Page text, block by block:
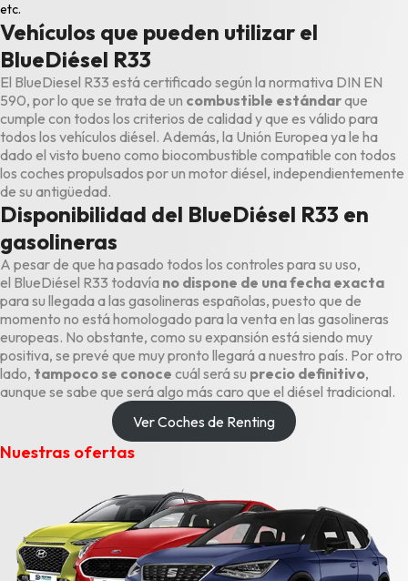
etc.
Vehículos que pueden utilizar el
BlueDiésel R33
El BlueDiesel R33 está certificado según la normativa DIN EN
590, por lo que se trata de un combustible estándarque
cumple con todos los criterios de calidad y que es válido para
todos los vehículos diésel. Además, la Unión Europea ya le ha
dado el visto bueno como biocombustible compatible con todos
los coches propulsados por un motor diésel, independientemente
de su antigüedad.
Disponibilidad del BlueDiésel R33 en
gasolineras
A pesar de que ha pasado todos los controles para su uso,
el BlueDiésel R33 todavía no dispone de una fecha exacta
para su llegada a las gasolineras españolas, puesto que de
momento no está homologado para la venta en las gasolineras
europeas. No obstante, como su expansión está siendo muy
positiva, se prevé que muy pronto llegará a nuestro país. Por otro
lado, tampoco se conoce cuál será su precio definitivo,
aunque se sabe que será algo más caro que el diésel tradicional.
Ver Coches de Renting
Nuestras ofertas